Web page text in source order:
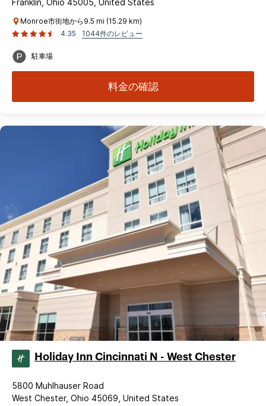
Franklin, Ohio 45005, United States
Monroe市街地から9.5 mi (15.29 km)
4.35
1044件のレビュー
駐車場
料金の確認
Holiday Inn Cincinnati N - West Chester
5800 Muhlhauser Road
West Chester, Ohio 45069, United States